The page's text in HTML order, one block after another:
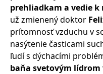
prehliadkam a vedie k
už zmienený doktor
prítomnosť vzduchu v
nasýtenie časticami
ľudí s dýchacími
baňa svetovým